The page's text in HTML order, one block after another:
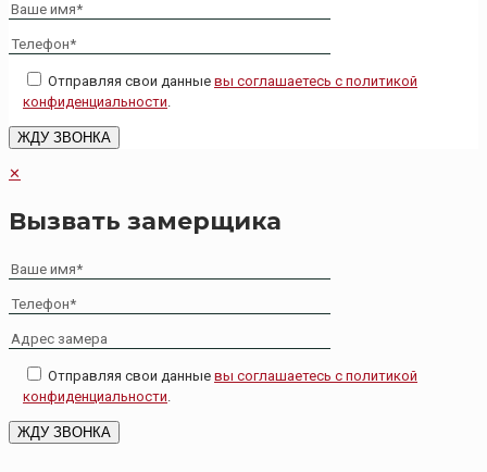
Отправляя свои данные вы соглашаетесь с политикой
конфиденциальности
✕
Вызвать замерщика
Отправляя свои данные вы соглашаетесь с политикой
конфиденциальности